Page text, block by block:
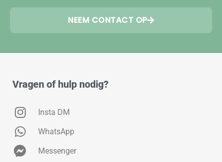
NEEM CONTACT OP
Vragen of hulp nodig?
Insta DM
WhatsApp
Messenger